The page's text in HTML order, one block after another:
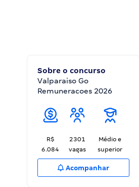
Sobre o concurso
Valparaiso Go
Remuneracoes 2026
R$
6.084
2301
vagas
Médio e
superior
Acompanhar